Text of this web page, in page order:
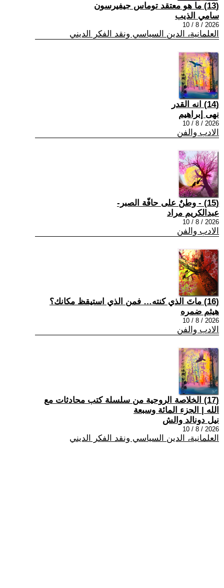
(13) ما هو معتقد توماس جيفيرسون
سامي الذيب
2026 / 8 / 10
العلمانية، الدين السياسي ونقد الفكر الديني
(14) انه القدر
نهى إبراهيم
2026 / 8 / 10
الادب والفن
(15) - وطنٌ على حافّة الصبر-
عبدالكريم مراد
2026 / 8 / 10
الادب والفن
(16) ماتَ الذي كنته… فمن الذي استيقظ مكانك؟
هيثم ضمره
2026 / 8 / 10
الادب والفن
(17) الخلاصة الروحية من سلسلة كتب محادثات مع
الله | الجزء المائة وسبعة
نيل دونالد والش
2026 / 8 / 10
العلمانية، الدين السياسي ونقد الفكر الديني